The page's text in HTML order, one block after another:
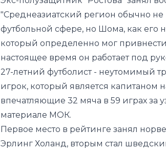
настоящее время он работает под
27-летний футболист - неутомимый
игрок, который является капитаном
впечатляющие 32 мяча в 59 играх за
материале МОК.
Первое место в рейтинге занял
Эрлинг Холанд, вторым стал
Ибрагимович. Их сборные не
третьей строчке расположился
ранее получил травму бедра.